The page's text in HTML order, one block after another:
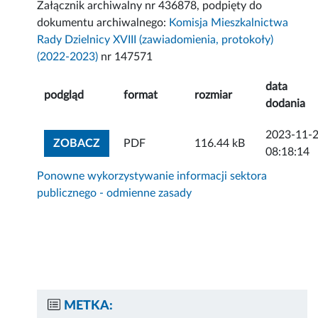
Załącznik archiwalny nr 436878, podpięty do
dokumentu archiwalnego: Komisja Mieszkalnictwa
Rady Dzielnicy XVIII (zawiadomienia, protokoły)
(2022-2023) nr 147571
podgląd format rozmiar
data
dodania
ZOBACZZOBACZ ZAŁĄCZNIK
PDF 116.44 kB
2023-11-
08:18:14
Ponowne wykorzystywanie informacji sektora
publicznego - odmienne zasady
METKA: